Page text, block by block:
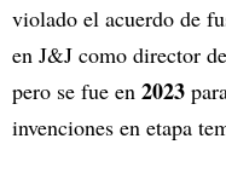
violado el acuerdo de
en J&J como director
pero se fue en 2023
invenciones en etapa